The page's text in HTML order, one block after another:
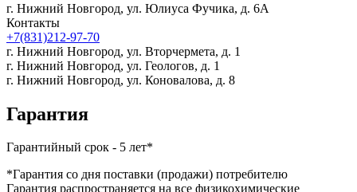
г. Нижний Новгород, ул. Юлиуса Фучика, д. 6А
Контакты
+7(831)212-97-70
г. Нижний Новгород, ул. Вторчермета, д. 1
г. Нижний Новгород, ул. Геологов, д. 1
г. Нижний Новгород, ул. Коновалова, д. 8
Гарантия
Гарантийный срок - 5 лет*
*Гарантия со дня поставки (продажи) потребителю
Гарантия распространяется на все физикохимические